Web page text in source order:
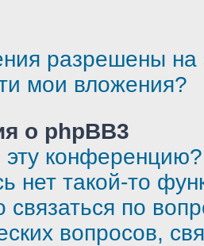
разрешены
мои вложения?
о phpBB3
эту конференцию?
нет такой-то
по
вопросов,